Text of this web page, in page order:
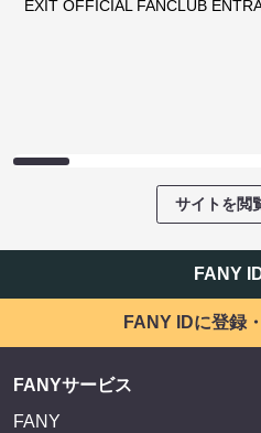
EXIT OFFICIAL FANCLUB
サイトを閲
FANY
FANY IDに登録
FANYサービス
FANY